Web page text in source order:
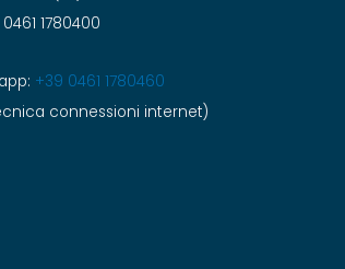
1780400
+39 0461 1780460
connessioni internet)